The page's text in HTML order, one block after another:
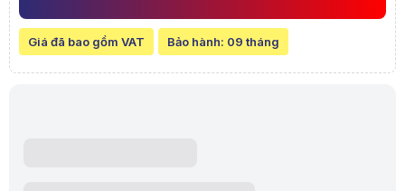
Giá đã bao gồm VAT Bảo hành: 09 tháng